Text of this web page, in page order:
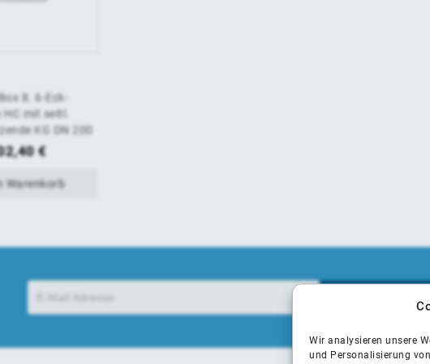
Wir analysieren unsere
und Personalisierung
8. 6-Eck-
mit seitl.
KG DN 200
€
Warenkorb